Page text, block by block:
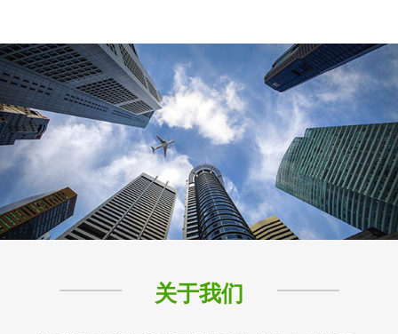
关于我们